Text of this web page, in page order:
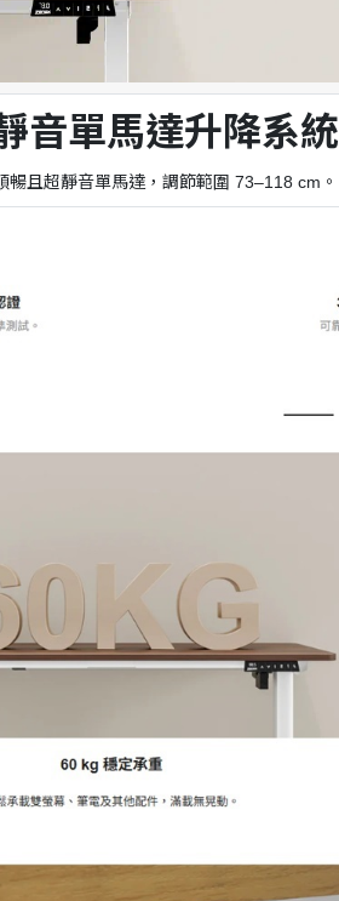
音單馬達升降系統
暢且超靜音單馬達，調節範圍 73–118 cm。